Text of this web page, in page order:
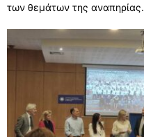
των θεμάτων της αναπηρίας.